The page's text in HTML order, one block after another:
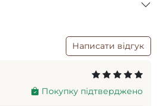
Покупку підтверджено
Написати відгук